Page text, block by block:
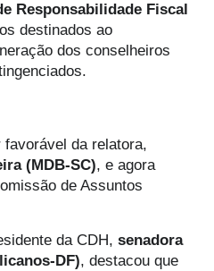
Responsabilidade Fiscal
destinados ao
dos conselheiros
da relatora,
(MDB-SC), e agora
de Assuntos
da CDH,senadora
DF), destacou que